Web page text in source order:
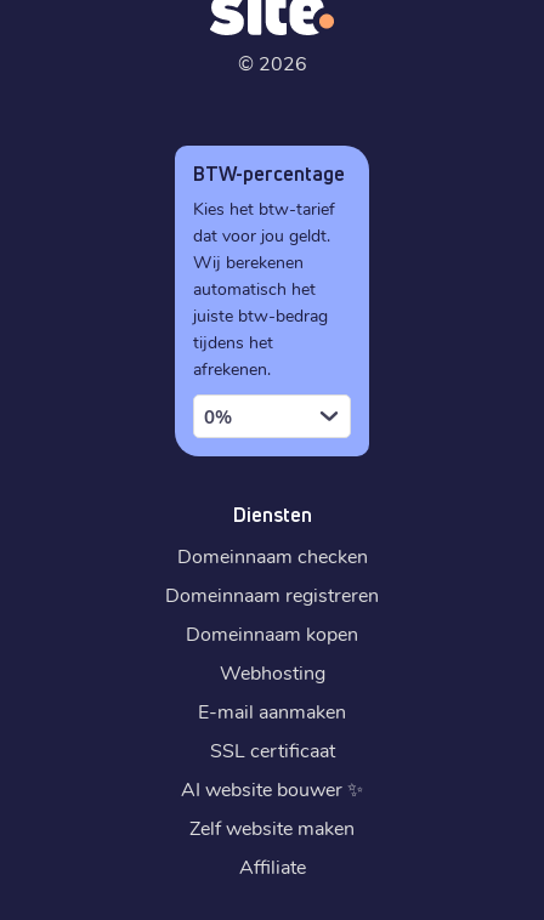
© 2026
BTW-percentage
Kies het btw-tarief
dat voor jou geldt.
Wij berekenen
automatisch het
juiste btw-bedrag
tijdens het
afrekenen.
0%
Diensten
Domeinnaam checken
Domeinnaam registreren
Domeinnaam kopen
Webhosting
E-mail aanmaken
SSL certificaat
AI website bouwer✨
Zelf website maken
Affiliate